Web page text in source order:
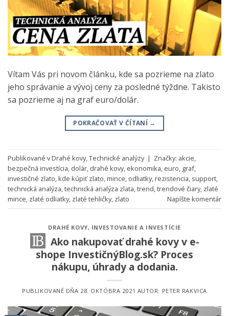
Vítam Vás pri novom článku, kde sa pozrieme na zlato
jeho správanie a vývoj ceny za posledné týždne. Takisto
sa pozrieme aj na graf euro/dolár.
POKRAČOVAŤ V ČÍTANÍ →
Publikované vDrahé kovy,Technické analýzy | Značky: akcie,
bezpečná investícia, dolár, drahé kovy, ekonomika, euro, graf,
investičné zlato,kde kúpiť zlato,mince, odliatky,rezistencia, support,
technická analýza,technická analýza zlata,trend,trendové čiary, zlaté
mince, zlaté odliatky, zlaté tehličky, zlato Napíšte komentár
DRAHÉ KOVY, INVESTOVANIE A INVESTÍCIE
Ako nakupovať drahé kovy v e-
shope InvestičnýBlog.sk? Proces
nákupu, úhrady a dodania.
PUBLIKOVANÉ DŇA 28. OKTÓBRA 2021 AUTOR: PETER RAKVICA